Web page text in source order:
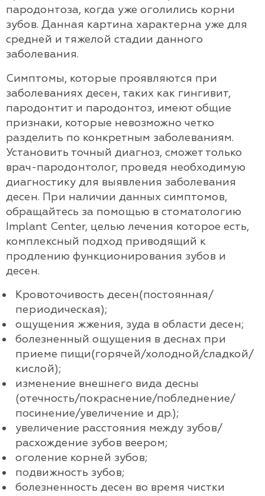
пародонтоза, когда уже оголились корни
зубов. Данная картина характерна уже для
средней и тяжелой стадии данного
заболевания.
Симптомы, которые проявляются при
заболеваниях десен, таких как гингивит,
пародонтит и пародонтоз, имеют общие
признаки, которые невозможно четко
разделить по конкретным заболеваниям.
Установить точный диагноз, сможет только
врач-пародонтолог, проведя необходимую
диагностику для выявления заболевания
десен. При наличии данных симптомов,
обращайтесь за помощью в стоматологию
Implant Center, целью лечения которое есть,
комплексный подход приводящий к
продлению функционирования зубов и
десен.
Кровоточивость десен(постоянная/
периодическая);
ощущения жжения, зуда в области десен;
болезненный ощущения в деснах при
приеме пищи(горячей/холодной/сладкой/
кислой);
изменение внешнего вида десны
(отечность/покраснение/побледнение/
посинение/увеличение и др.);
увеличение расстояния между зубов/
расхождение зубов веером;
оголение корней зубов;
подвижность зубов;
болезненность десен во время чистки